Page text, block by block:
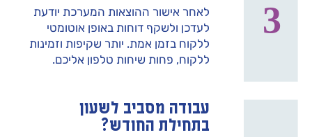
לאחר אישור ההוצאות המערכת יודעת
לעדכן ולשקף דוחות באופן אוטומטי
ללקוח בזמן אמת. יותר שקיפות וזמינות
ללקוח, פחות שיחות טלפון אליכם.
עבודה מסביב לשעון
בתחילת החודש?